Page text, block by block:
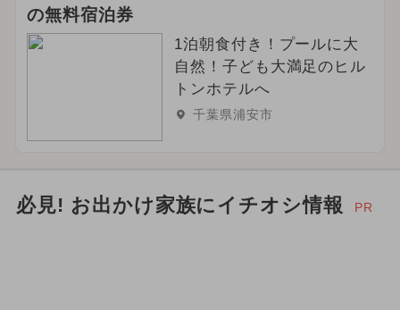
の無料宿泊券
1泊朝食付き！プールに大
自然！子ども大満足のヒル
トンホテルへ
千葉県浦安市
必見! お出かけ家族にイチオシ情報 PR